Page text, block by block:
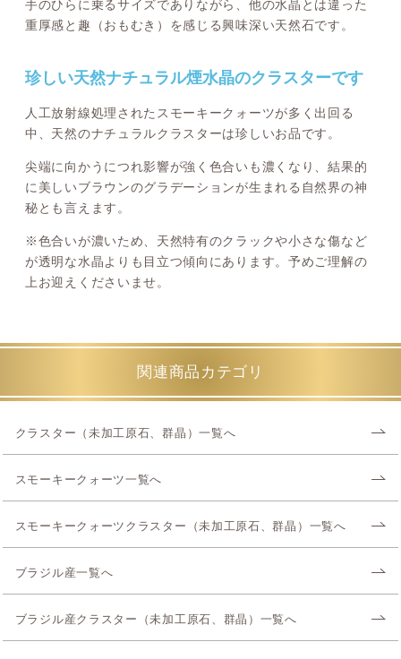
手のひらに乗るサイズでありながら、他の水晶とは違った
重厚感と趣（おもむき）を感じる興味深い天然石です。
珍しい天然ナチュラル煙水晶のクラスターです
人工放射線処理されたスモーキークォーツが多く出回る
中、天然のナチュラルクラスターは珍しいお品です。
尖端に向かうにつれ影響が強く色合いも濃くなり、結果的
に美しいブラウンのグラデーションが生まれる自然界の神
秘とも言えます。
※色合いが濃いため、天然特有のクラックや小さな傷など
が透明な水晶よりも目立つ傾向にあります。予めご理解の
上お迎えくださいませ。
関連商品カテゴリ
クラスター（未加工原石、群晶）一覧へ
スモーキークォーツ一覧へ
スモーキークォーツクラスター（未加工原石、群晶）一覧へ
ブラジル産一覧へ
ブラジル産クラスター（未加工原石、群晶）一覧へ